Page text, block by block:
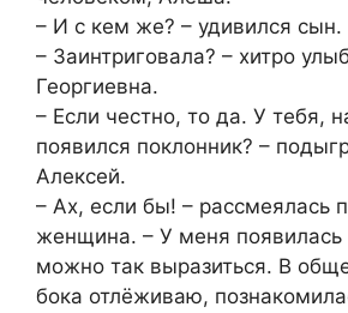
– И с кем же? – удивился сын.
– Заинтриговала? – хитро
Георгиевна.
– Если честно, то да. У тебя,
появился поклонник? –
Алексей.
– Ах, если бы! – рассмеялась
женщина. – У меня появилась
можно так выразиться. В
бока отлёживаю,